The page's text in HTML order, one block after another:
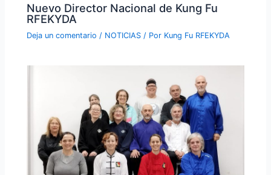
Nuevo Director Nacional de Kung Fu
RFEKYDA
Deja un comentario / NOTICIAS / Por Kung Fu RFEKYDA